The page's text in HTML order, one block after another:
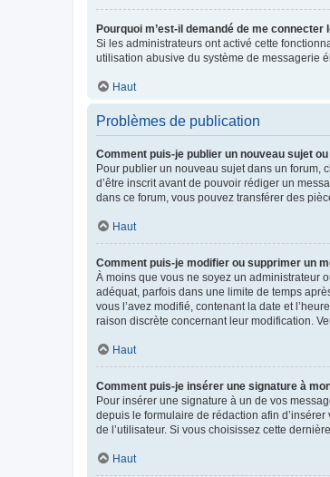
Pourquoi m’est-il demandé de me
Si les administrateurs ont activé cette
utilisation abusive du système de messagerie
Haut
Problèmes de publication
Comment puis-je publier un nouveau sujet
Pour publier un nouveau sujet dans un forum,
d’être inscrit avant de pouvoir rédiger un
dans ce forum, vous pouvez transférer des
Haut
Comment puis-je modifier ou supprimer un
À moins que vous ne soyez un administrateur
adéquat, parfois dans une limite de temps
vous l’avez modifié, contenant la date et
raison discrète concernant leur modification.
Haut
Comment puis-je insérer une signature à
Pour insérer une signature à un de vos
depuis le formulaire de rédaction afin
de l’utilisateur. Si vous choisissez cette
Haut